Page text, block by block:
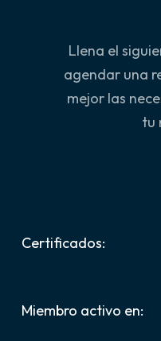
Llena el
agendar una
mejor las
tu
Certificados:
Miembro activo en: